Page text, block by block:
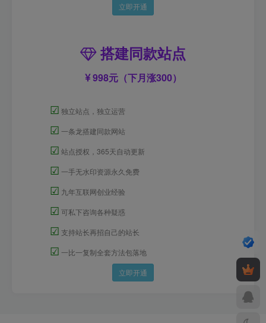
立即开通
搭建同款站点
998元（下月涨300）
☑ 独立站点，独立运营
☑ 一条龙搭建同款网站
☑ 站点授权，365天自动更新
☑ 一手无水印资源永久免费
☑ 九年互联网创业经验
☑ 可私下咨询各种疑惑
☑ 支持站长再招自己的站长
☑ 一比一复制全套方法包落地
立即开通